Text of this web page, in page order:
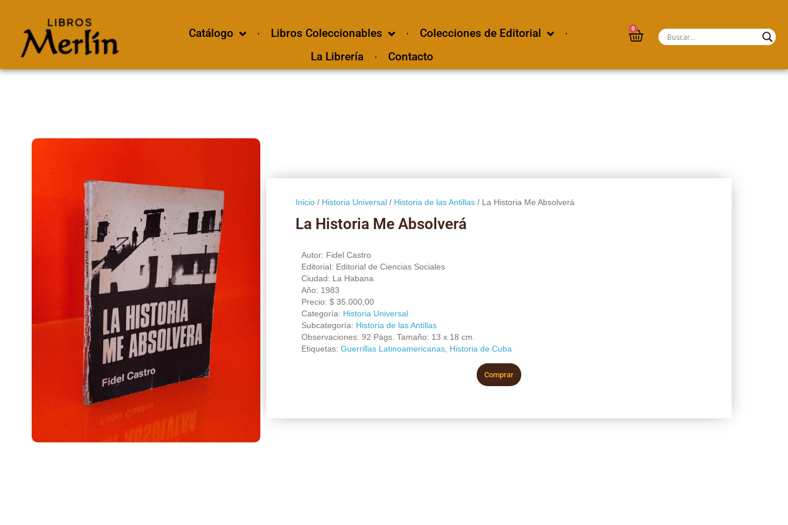
Catálogo Libros Coleccionables
Colecciones de Editorial
La Librería
Contacto
0
Inicio/ Historia Universal/ Historia de las Antillas/ La Historia Me Absolverá
La Historia Me Absolverá
Autor: Fidel Castro
Editorial: Editorial de Ciencias Sociales
Ciudad: La Habana
Año: 1983
Precio: $35.000,00
Categoría: Historia Universal
Subcategoría: Historia de las Antillas
Observaciones: 92 Págs. Tamaño: 13 x 18 cm.
Etiquetas: Guerrillas Latinoamericanas, Historia de Cuba
Comprar